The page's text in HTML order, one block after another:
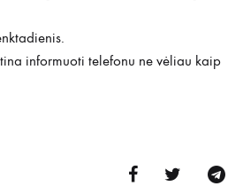
informuoti telefonu ne vėliau kaip